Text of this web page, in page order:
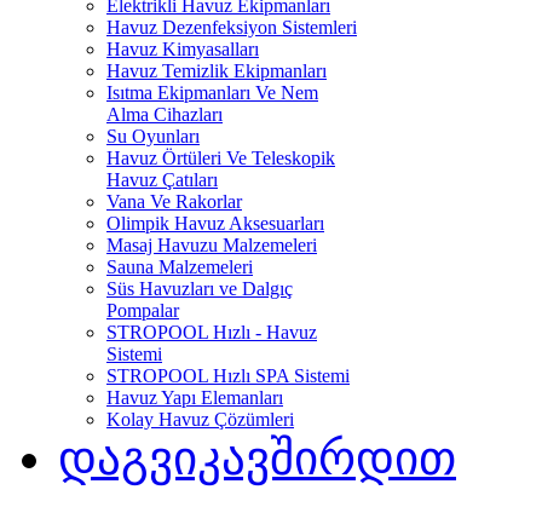
Elektrikli Havuz Ekipmanları
Havuz Dezenfeksiyon Sistemleri
Havuz Kimyasalları
Havuz Temizlik Ekipmanları
Isıtma Ekipmanları Ve Nem
Alma Cihazları
Su Oyunları
Havuz Örtüleri Ve Teleskopik
Havuz Çatıları
Vana Ve Rakorlar
Olimpik Havuz Aksesuarları
Masaj Havuzu Malzemeleri
Sauna Malzemeleri
Süs Havuzları ve Dalgıç
Pompalar
STROPOOL Hızlı - Havuz
Sistemi
STROPOOL Hızlı SPA Sistemi
Havuz Yapı Elemanları
Kolay Havuz Çözümleri
დაგვიკავშირდით